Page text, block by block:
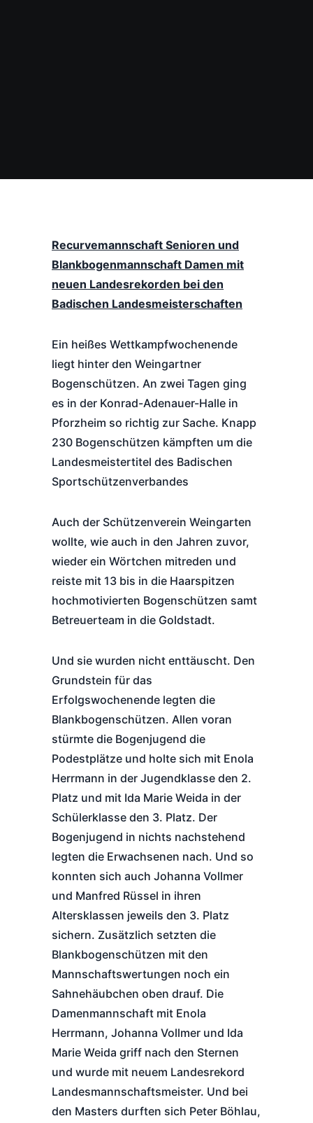
Recurvemannschaft Senioren und
Blankbogenmannschaft Damen mit
neuen Landesrekorden bei den
Badischen Landesmeisterschaften
Ein heißes Wettkampfwochenende
liegt hinter den Weingartner
Bogenschützen. An zwei Tagen ging
es in der Konrad-Adenauer-Halle in
Pforzheim so richtig zur Sache. Knapp
230 Bogenschützen kämpften um die
Landesmeistertitel des Badischen
Sportschützenverbandes
Auch der Schützenverein Weingarten
wollte, wie auch in den Jahren zuvor,
wieder ein Wörtchen mitreden und
reiste mit 13 bis in die Haarspitzen
hochmotivierten Bogenschützen samt
Betreuerteam in die Goldstadt.
Und sie wurden nicht enttäuscht. Den
Grundstein für das
Erfolgswochenende legten die
Blankbogenschützen. Allen voran
stürmte die Bogenjugend die
Podestplätze und holte sich mit Enola
Herrmann in der Jugendklasse den 2.
Platz und mit Ida Marie Weida in der
Schülerklasse den 3. Platz. Der
Bogenjugend in nichts nachstehend
legten die Erwachsenen nach. Und so
konnten sich auch Johanna Vollmer
und Manfred Rüssel in ihren
Altersklassen jeweils den 3. Platz
sichern. Zusätzlich setzten die
Blankbogenschützen mit den
Mannschaftswertungen noch ein
Sahnehäubchen oben drauf. Die
Damenmannschaft mit Enola
Herrmann, Johanna Vollmer und Ida
Marie Weida griff nach den Sternen
und wurde mit neuem Landesrekord
Landesmannschaftsmeister. Und bei
den Masters durften sich Peter Böhlau,